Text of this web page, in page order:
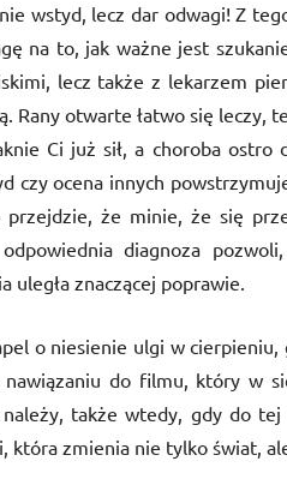
wstyd, lecz dar odwagi! Z
na to, jak ważne jest
lecz także z lekarzem
Rany otwarte łatwo się leczy,
Ci już sił, a choroba
czy ocena innych
że minie, że się
diagnoza
uległa znaczącej poprawie.
o niesienie ulgi w cierpieniu,
nawiązaniu do filmu, który w
także wtedy, gdy do
która zmienia nie tylko świat,